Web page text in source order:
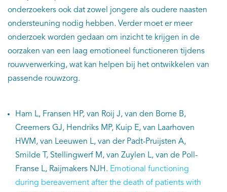
onderzoekers ook dat zowel jongere als oudere naasten
ondersteuning nodig hebben. Verder moet er meer
onderzoek worden gedaan om inzicht te krijgen in de
oorzaken van een laag emotioneel functioneren tijdens
rouwverwerking, wat kan helpen bij het ontwikkelen van
passende rouwzorg.
Ham L, Fransen HP, van Roij J, van den Borne B,
Creemers GJ, Hendriks MP, Kuip E, van Laarhoven
HWM, van Leeuwen L, van der Padt-Pruijsten A,
Smilde T, Stellingwerf M, van Zuylen L, van de Poll-
Franse L, Raijmakers NJH. Emotional functioning
during bereavement after the death of patients with